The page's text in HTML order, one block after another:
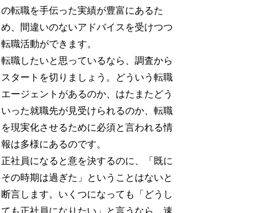
の転職を手伝った実績が豊富にあるた
め、間違いのないアドバイスを受けつつ
転職活動ができます。
転職したいと思っているなら、調査から
スタートを切りましょう。どういう転職
エージェントがあるのか、はたまたどう
いった就職先が見受けられるのか、転職
を現実化させるために必須と言われる情
報は多様にあるのです。
正社員になると意を決するのに、「既に
その時期は過ぎた」ということはないと
断言します。いくつになっても「どうし